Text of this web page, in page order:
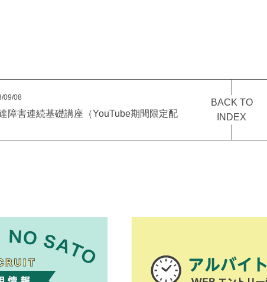
09/08
害連続基礎講座（YouTube期間限定配
BACK TO
INDEX